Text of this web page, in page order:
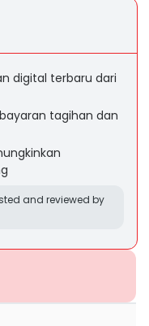
digital terbaru dari
tagihan dan
and reviewed by